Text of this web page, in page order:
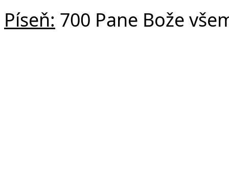
Píseň: 700 Pane Bože